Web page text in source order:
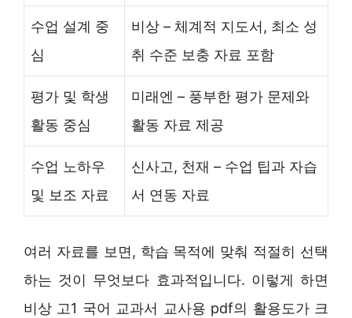
수업 설계 중
심
비상 – 체계적 지도서, 최소 성
취 수준 보충 자료 포함
평가 및 학생
활동 중심
미래엔 – 풍부한 평가 문제와
활동 자료 제공
수업 노하우
및 보조 자료
신사고, 천재 – 수업 팁과 자습
서 연동 자료
여러 자료를 보면, 학습 목적에 맞춰 적절히 선택
하는 것이 무엇보다 효과적입니다. 이렇게 하면
비상 고1 국어 교과서 교사용 pdf의 활용도가 크